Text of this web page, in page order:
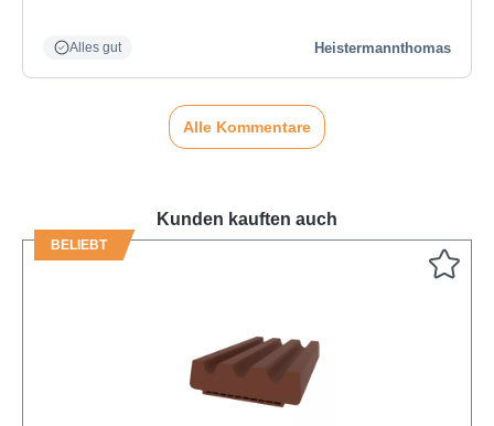
Alles gut Heistermannthomas
Alle Kommentare
Kunden kauften auch
BELIEBT